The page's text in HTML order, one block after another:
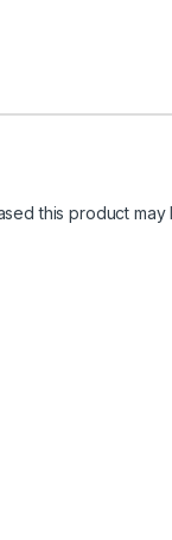
this product may